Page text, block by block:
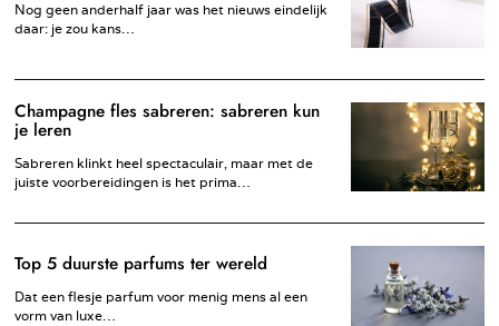
Nog geen anderhalf jaar was het nieuws eindelijk
daar: je zou kans…
Champagne fles sabreren: sabreren kun
je leren
Sabreren klinkt heel spectaculair, maar met de
juiste voorbereidingen is het prima…
Top 5 duurste parfums ter wereld
Dat een flesje parfum voor menig mens al een
vorm van luxe…